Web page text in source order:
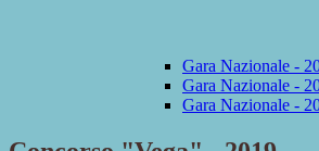
Gara Nazionale -
Gara Nazionale -
Gara Nazionale -